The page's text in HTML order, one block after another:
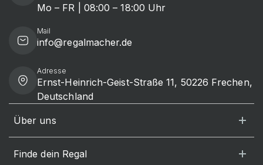
Mo – FR | 08:00 – 18:00 Uhr
Mail
info@regalmacher.de
Adresse
Ernst-Heinrich-Geist-Straße 11, 50226 Frechen,
Deutschland
Über uns
Finde dein Regal